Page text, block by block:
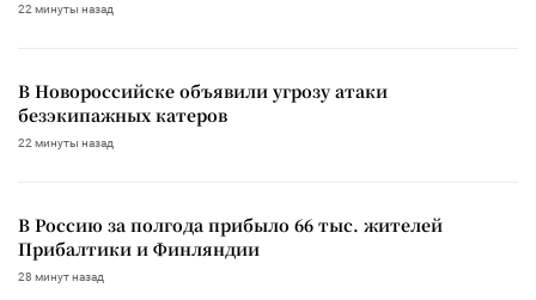
22 минуты назад
В Новороссийске объявили угрозу атаки
безэкипажных катеров
22 минуты назад
В Россию за полгода прибыло 66 тыс. жителей
Прибалтики и Финляндии
28 минут назад